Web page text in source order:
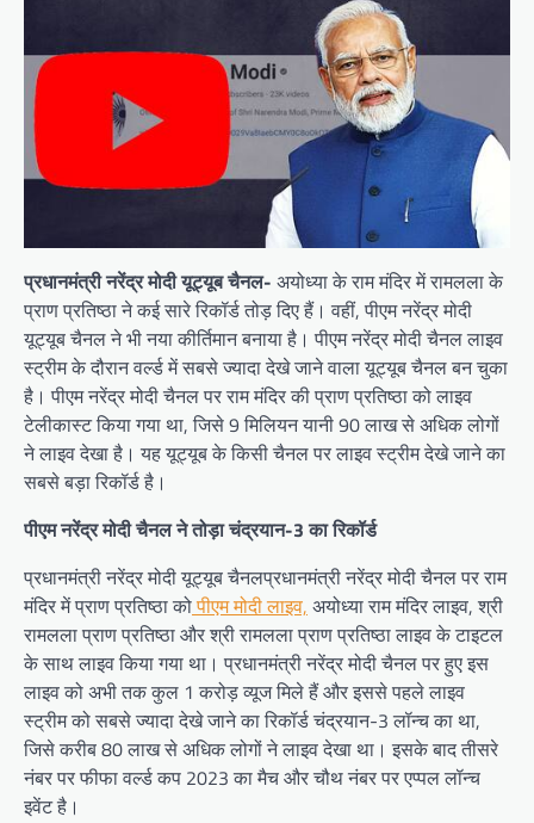
प्रधानमंत्री नरेंद्र मोदी यूट्यूब चैनल- अयोध्या के राम मंदिर में रामलला के
प्राण प्रतिष्ठा ने कई सारे रिकॉर्ड तोड़ दिए हैं। वहीं, पीएम नरेंद्र मोदी
यूट्यूब चैनल ने भी नया कीर्तिमान बनाया है। पीएम नरेंद्र मोदी चैनल लाइव
स्ट्रीम के दौरान वर्ल्ड में सबसे ज्यादा देखे जाने वाला यूट्यूब चैनल बन चुका
है। पीएम नरेंद्र मोदी चैनल पर राम मंदिर की प्राण प्रतिष्ठा को लाइव
टेलीकास्ट किया गया था, जिसे 9 मिलियन यानी 90 लाख से अधिक लोगों
ने लाइव देखा है। यह यूट्यूब के किसी चैनल पर लाइव स्ट्रीम देखे जाने का
सबसे बड़ा रिकॉर्ड है।
पीएम नरेंद्र मोदी चैनल ने तोड़ा चंद्रयान-3 का रिकॉर्ड
प्रधानमंत्री नरेंद्र मोदी यूट्यूब चैनलप्रधानमंत्री नरेंद्र मोदी चैनल पर राम
मंदिर में प्राण प्रतिष्ठा कोपीएम मोदी लाइव, अयोध्या राम मंदिर लाइव, श्री
रामलला प्राण प्रतिष्ठा और श्री रामलला प्राण प्रतिष्ठा लाइव के टाइटल
के साथ लाइव किया गया था। प्रधानमंत्री नरेंद्र मोदी चैनल पर हुए इस
लाइव को अभी तक कुल 1 करोड़ व्यूज मिले हैं और इससे पहले लाइव
स्ट्रीम को सबसे ज्यादा देखे जाने का रिकॉर्ड चंद्रयान-3 लॉन्च का था,
जिसे करीब 80 लाख से अधिक लोगों ने लाइव देखा था। इसके बाद तीसरे
नंबर पर फीफा वर्ल्ड कप 2023 का मैच और चौथ नंबर पर एप्पल लॉन्च
इवेंट है।